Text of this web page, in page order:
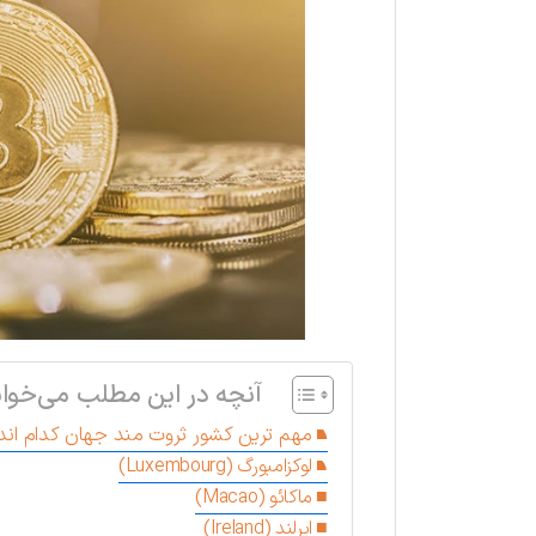
آنچه در این مطلب
مهم ترین کشور ثروت مند جهان کدام
لوکزامبورگ (Luxembourg)
ماکائو (Macao)
ایرلند (Ireland)